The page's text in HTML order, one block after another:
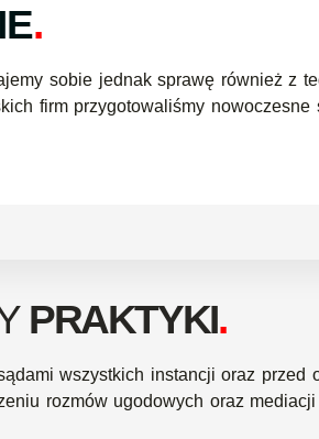
.
sobie jednak sprawę również z
firm przygotowaliśmy nowoczesne
PRAKTYKI.
wszystkich instancji oraz przed
rozmów ugodowych oraz mediacji